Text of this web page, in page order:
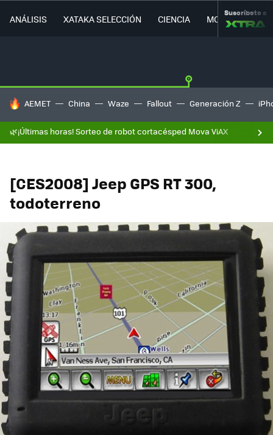
ANÁLISIS XATAKA SELECCIÓN CIENCIA MOVILIDAD
Suscríbete a
HOY SE HABLA DE
AEMET China Waze Fallout Generación Z
🌿¡Últimas horas! Sorteo de robot cortacésped Mova ViAX
[CES2008] Jeep GPS RT 300,
todoterreno